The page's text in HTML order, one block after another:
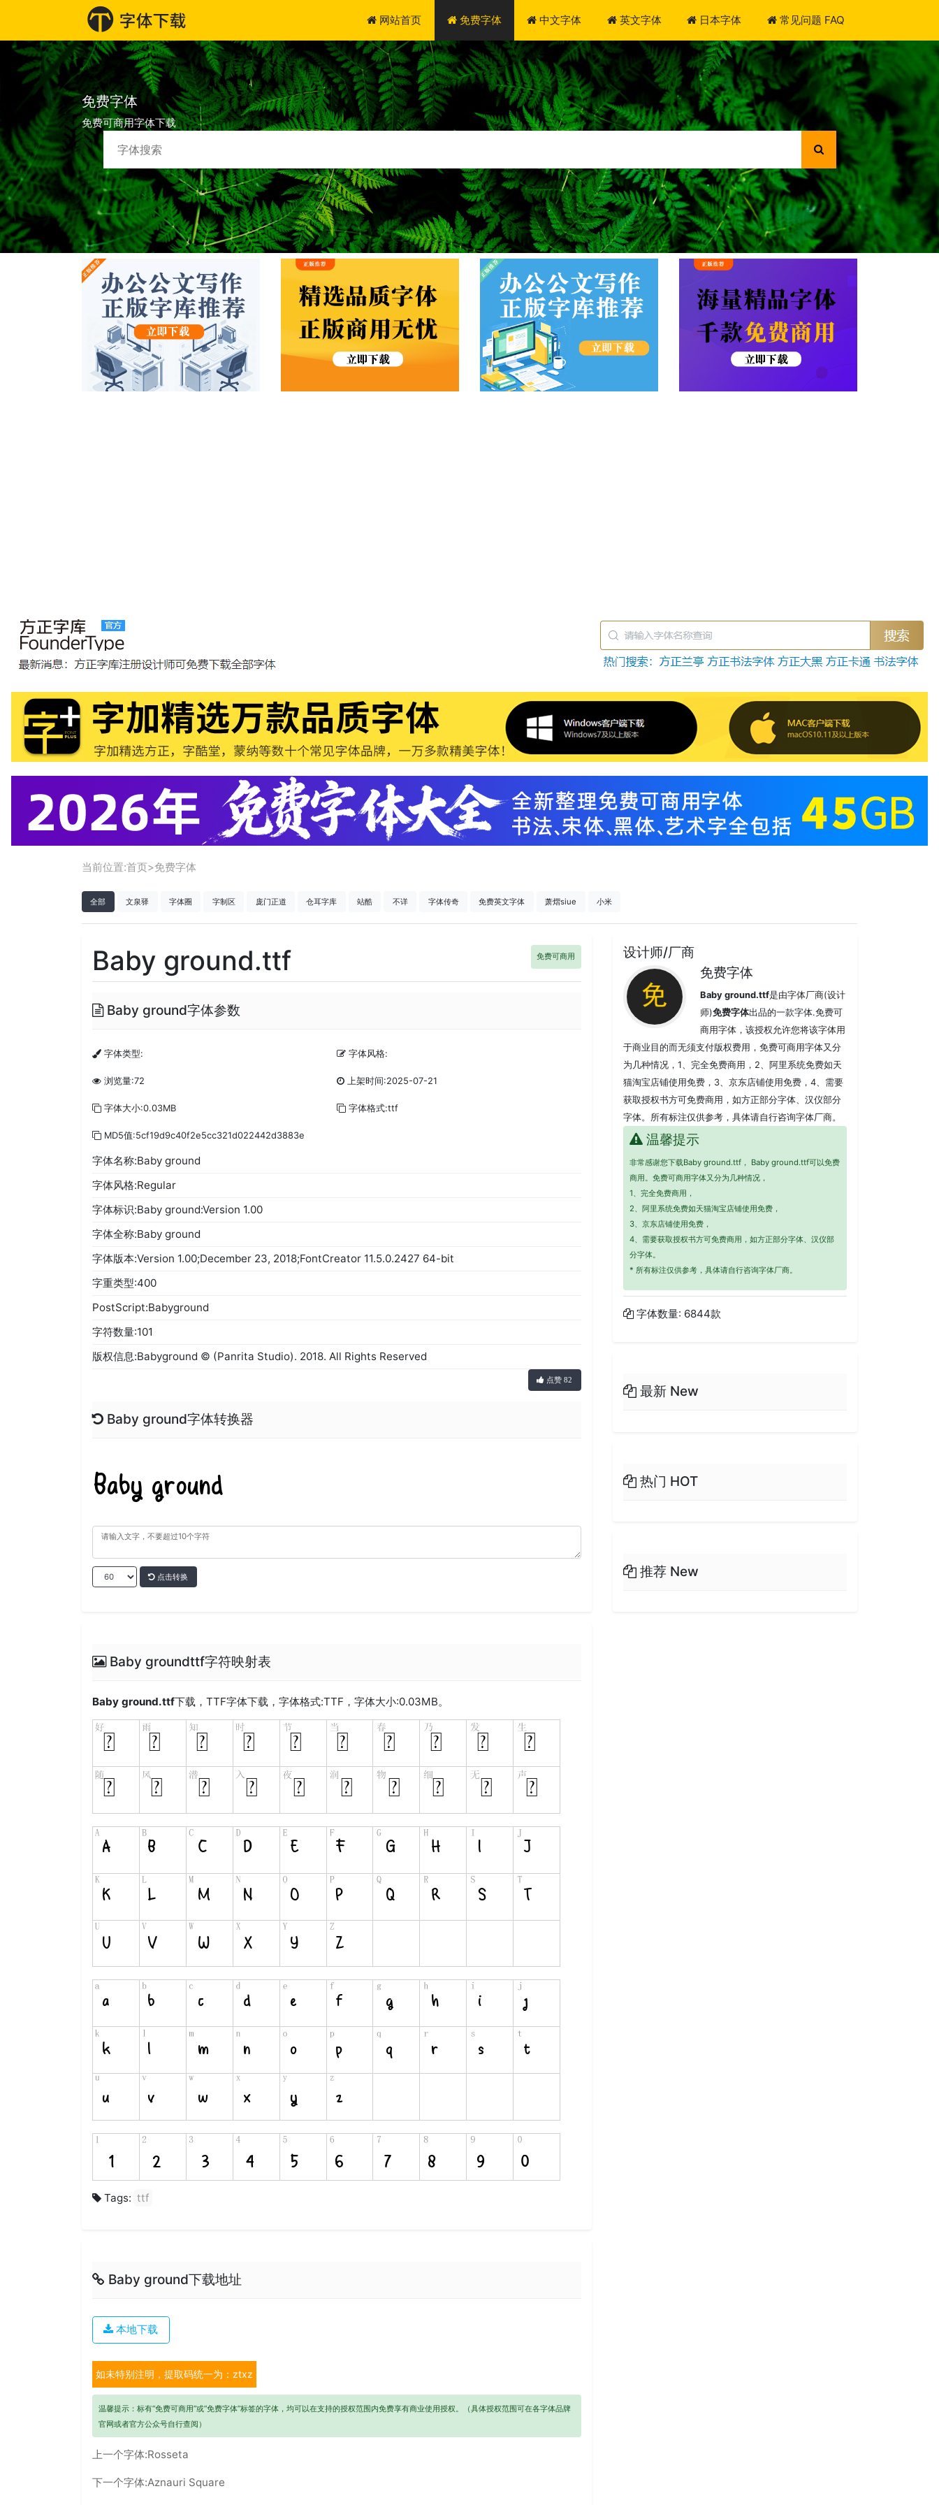
网站首页 免费字体 中文字体 英文字体 日本字体 常见问题 FAQ
免费字体
免费可商用字体下载
当前位置:首页>免费字体
全部 文泉驿 字体圈 字制区 庞门正道 仓耳字库 站酷 不详 字体传奇 免费英文字体 萧熠siue 小米
Baby ground.ttf 免费可商用
Baby ground字体参数
字体类型: 字体风格:
浏览量:72 上架时间:2025-07-21
字体大小:0.03MB 字体格式:ttf
MD5值:5cf19d9c40f2e5cc321d022442d3883e
字体名称:Baby ground
字体风格:Regular
字体标识:Baby ground:Version 1.00
字体全称:Baby ground
字体版本:Version 1.00;December 23, 2018;FontCreator 11.5.0.2427 64-bit
字重类型:400
PostScript:Babyground
字符数量:101
版权信息:Babyground © (Panrita Studio). 2018. All Rights Reserved
点赞 82
Baby ground字体转换器
点击转换
Baby groundttf字符映射表
Baby ground.ttf下载，TTF字体下载，字体格式:TTF ，字体大小:0.03MB。
Tags: ttf
Baby ground下载地址
本地下载
如未特别注明，提取码统一为：ztxz
温馨提示：标有“免费可商用”或“免费字体”标签的字体，均可以在支持的授权范围内免费享有商业使用授权。（具体授权范围可在各字体品牌
官网或者官方公众号自行查阅）
上一个字体:Rosseta
下一个字体:Aznauri Square
设计师/厂商
免费字体
Baby ground.ttf是由字体厂商(设计
师)免费字体出品的一款字体.免费可
商用字体，该授权允许您将该字体用
于商业目的而无须支付版权费用，免费可商用字体又分
为几种情况，1、完全免费商用，2、阿里系统免费如天
猫淘宝店铺使用免费，3、京东店铺使用免费，4、需要
获取授权书方可免费商用，如方正部分字体、汉仪部分
字体。所有标注仅供参考，具体请自行咨询字体厂商。
温馨提示
非常感谢您下载Baby ground.ttf， Baby ground.ttf可以免费
商用。免费可商用字体又分为几种情况，
1、完全免费商用，
2、阿里系统免费如天猫淘宝店铺使用免费，
3、京东店铺使用免费，
4、需要获取授权书方可免费商用，如方正部分字体、汉仪部
分字体。
* 所有标注仅供参考，具体请自行咨询字体厂商。
字体数量: 6844款
最新 New
热门 HOT
推荐 New